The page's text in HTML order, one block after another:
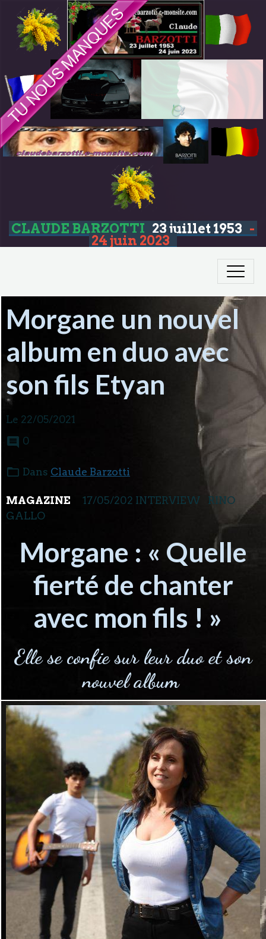
CLAUDE BARZOTTI 23 juillet 1953 -
24 juin 2023
Morgane un nouvel
album en duo avec
son fils Etyan
Le 22/05/2021
0
Dans Claude Barzotti
MAGAZINE 17/05/202 INTERVIEW RINO
GALLO
Morgane : « Quelle
fierté de chanter
avec mon fils ! »
Elle se confie sur leur duo et son
nouvel album